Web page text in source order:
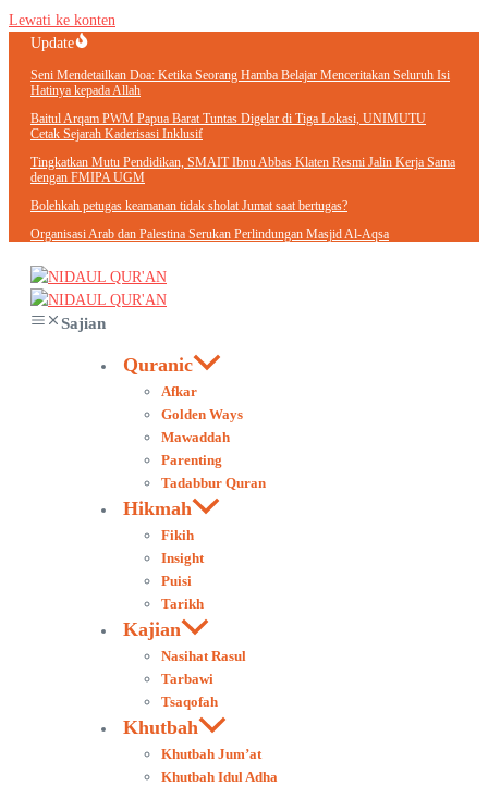
Lewati ke konten
Update
Seni Mendetailkan Doa: Ketika Seorang Hamba Belajar Menceritakan Seluruh Isi
Hatinya kepada Allah
Baitul Arqam PWM Papua Barat Tuntas Digelar di Tiga Lokasi, UNIMUTU
Cetak Sejarah Kaderisasi Inklusif
Tingkatkan Mutu Pendidikan, SMAIT Ibnu Abbas Klaten Resmi Jalin Kerja Sama
dengan FMIPA UGM
Bolehkah petugas keamanan tidak sholat Jumat saat bertugas?
Organisasi Arab dan Palestina Serukan Perlindungan Masjid Al-Aqsa
Sajian
Quranic
Afkar
Golden Ways
Mawaddah
Parenting
Tadabbur Quran
Hikmah
Fikih
Insight
Puisi
Tarikh
Kajian
Nasihat Rasul
Tarbawi
Tsaqofah
Khutbah
Khutbah Jum’at
Khutbah Idul Adha